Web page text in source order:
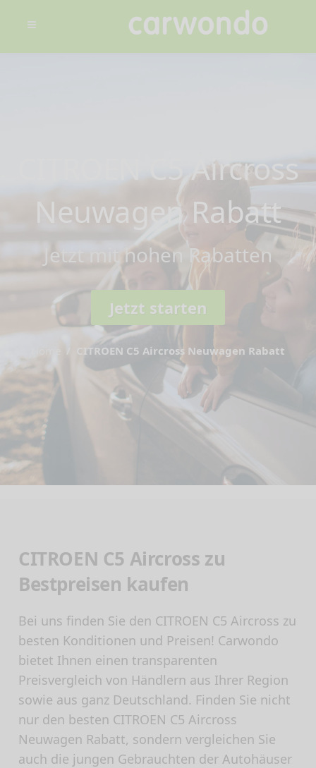
CITROEN C5 Aircross
Neuwagen Rabatt
Jetzt mit hohen Rabatten
Jetzt starten
CITROEN C5 Aircross Neuwagen Rabatt
CITROEN C5 Aircross zu
Bestpreisen kaufen
Bei uns finden Sie den CITROEN C5 Aircross zu
besten Konditionen und Preisen! Carwondo
bietet Ihnen einen transparenten
Preisvergleich von Händlern aus Ihrer Region
sowie aus ganz Deutschland. Finden Sie nicht
nur den besten CITROEN C5 Aircross
Neuwagen Rabatt, sondern vergleichen Sie
auch die jungen Gebrauchten der Autohäuser